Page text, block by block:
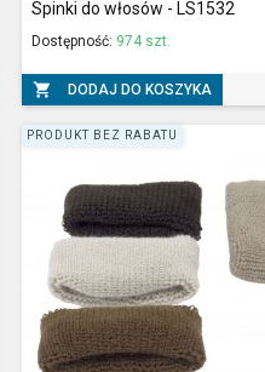
Spinki do włosów - LS1532
Dostępność: 974 szt.
 DODAJ DO KOSZYKA
PRODUKT BEZ RABATU